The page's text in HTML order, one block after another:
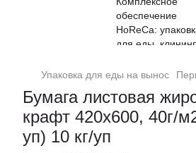
Упаковка для еды на вынос
Бумага листовая
крафт 420х600, 40г/
уп) 10 кг/уп